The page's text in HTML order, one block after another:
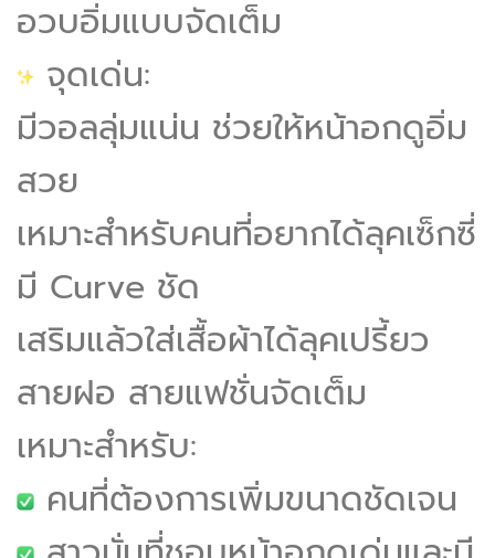
อวบอิ่มแบบจัดเต็ม
จุดเด่น:
มีวอลลุ่มแน่น ช่วยให้หน้าอกดูอิ่ม
สวย
เหมาะสำหรับคนที่อยากได้ลุคเซ็กซี่
มี Curve ชัด
เสริมแล้วใส่เสื้อผ้าได้ลุคเปรี้ยว
สายฝอ สายแฟชั่นจัดเต็ม
เหมาะสำหรับ:
คนที่ต้องการเพิ่มขนาดชัดเจน